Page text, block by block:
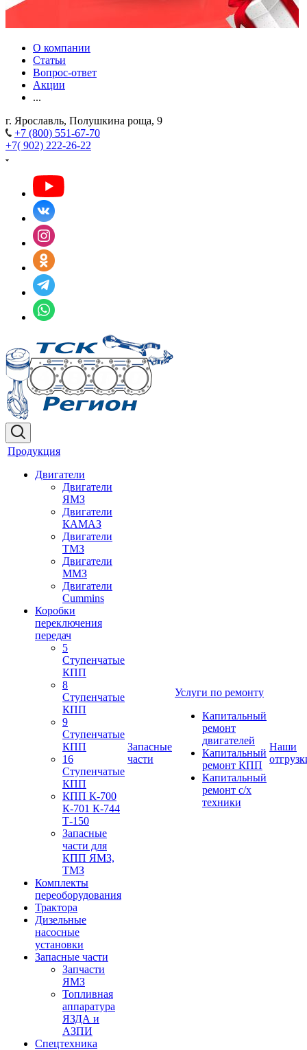
О компании
Статьи
Вопрос-ответ
Акции
...
г. Ярославль, Полушкина роща, 9
+7 (800) 551-67-70
+7( 902) 222-26-22
Продукция
Двигатели
Двигатели
ЯМЗ
Двигатели
КАМАЗ
Двигатели
ТМЗ
Двигатели
ММЗ
Двигатели
Cummins
Коробки
переключения
передач
5
Ступенчатые
КПП
8
Ступенчатые
КПП
9
Ступенчатые
КПП
16
Ступенчатые
КПП
КПП К-700
К-701 К-744
Т-150
Запасные
части для
КПП ЯМЗ,
ТМЗ
Комплекты
переоборудования
Трактора
Дизельные
насосные
установки
Запасные части
Запчасти
ЯМЗ
Топливная
аппаратура
ЯЗДА и
АЗПИ
Спецтехника
Запасные
части
Услуги по ремонту
Капитальный
ремонт
двигателей
Капитальный
ремонт КПП
Капитальный
ремонт с/х
техники
Наши